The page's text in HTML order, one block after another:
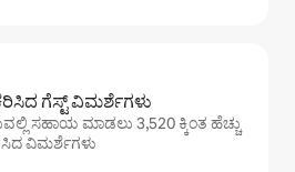
ಗೆಸ್ಟ್ ವಿಮರ್ಶೆಗಳು
ಸಹಾಯ ಮಾಡಲು 3,520 ಕ್ಕಿಂತ ಹೆಚ್ಚು
ವಿಮರ್ಶೆಗಳು